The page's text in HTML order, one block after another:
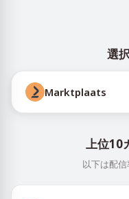
選
Marktplaats
上位
以下は配